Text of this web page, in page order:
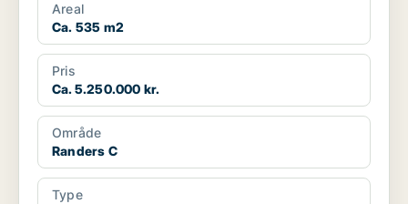
Areal
Ca. 535 m2
Pris
Ca. 5.250.000 kr.
Område
Randers C
Type